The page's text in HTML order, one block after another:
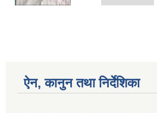
ऐन, कानुन तथा निर्देशिका